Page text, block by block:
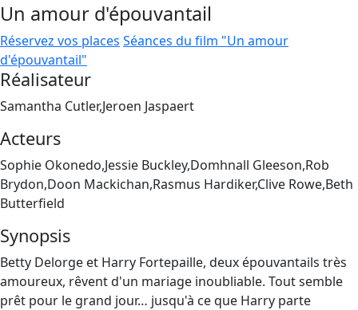
Un amour d'épouvantail
Réservez vos places Séances du film "Un amour
d'épouvantail"
Réalisateur
Samantha Cutler,Jeroen Jaspaert
Acteurs
Sophie Okonedo,Jessie Buckley,Domhnall Gleeson,Rob
Brydon,Doon Mackichan,Rasmus Hardiker,Clive Rowe,Beth
Butterfield
Synopsis
Betty Delorge et Harry Fortepaille, deux épouvantails très
amoureux, rêvent d'un mariage inoubliable. Tout semble
prêt pour le grand jour… jusqu'à ce que Harry parte